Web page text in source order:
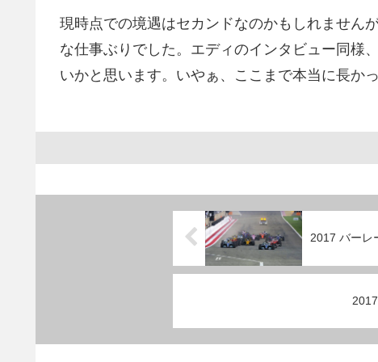
現時点での境遇はセカンドなのかもしれません
な仕事ぶりでした。エディのインタビュー同様
いかと思います。いやぁ、ここまで本当に長か
2017 バーレ